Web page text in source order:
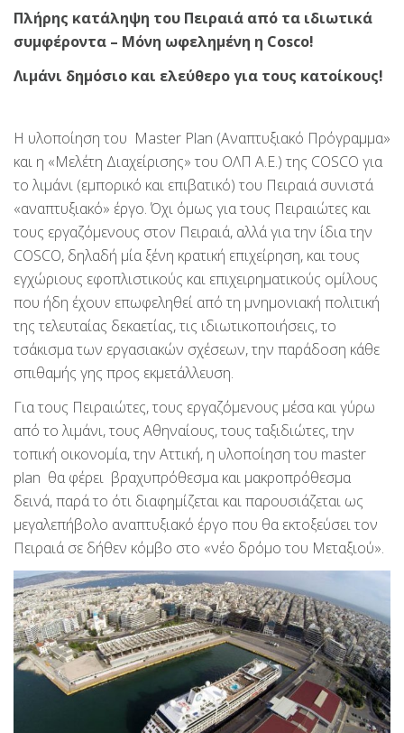
Πλήρης κατάληψη του Πειραιά από τα ιδιωτικά
συμφέροντα – Μόνη ωφελημένη η Cosco!
Λιμάνι δημόσιο και ελεύθερο για τους κατοίκους!
Η υλοποίηση του Master Plan (Αναπτυξιακό Πρόγραμμα»
και η «Μελέτη Διαχείρισης» του ΟΛΠ Α.Ε.) της COSCO για
το λιμάνι (εμπορικό και επιβατικό) του Πειραιά συνιστά
«αναπτυξιακό» έργο. Όχι όμως για τους Πειραιώτες και
τους εργαζόμενους στον Πειραιά, αλλά για την ίδια την
COSCO, δηλαδή μία ξένη κρατική επιχείρηση, και τους
εγχώριους εφοπλιστικούς και επιχειρηματικούς ομίλους
που ήδη έχουν επωφεληθεί από τη μνημονιακή πολιτική
της τελευταίας δεκαετίας, τις ιδιωτικοποιήσεις, το
τσάκισμα των εργασιακών σχέσεων, την παράδοση κάθε
σπιθαμής γης προς εκμετάλλευση.
Για τους Πειραιώτες, τους εργαζόμενους μέσα και γύρω
από το λιμάνι, τους Αθηναίους, τους ταξιδιώτες, την
τοπική οικονομία, την Αττική, η υλοποίηση του master
plan θα φέρει βραχυπρόθεσμα και μακροπρόθεσμα
δεινά, παρά το ότι διαφημίζεται και παρουσιάζεται ως
μεγαλεπήβολο αναπτυξιακό έργο που θα εκτοξεύσει τον
Πειραιά σε δήθεν κόμβο στο «νέο δρόμο του Μεταξιού».